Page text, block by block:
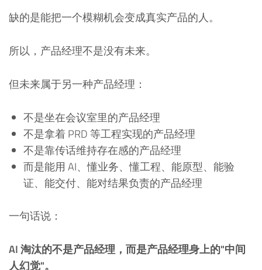
缺的是能把一个模糊机会变成真实产品的人。
所以，产品经理不是没有未来。
但未来属于另一种产品经理：
不是坐在会议室里的产品经理
不是拿着 PRD 等工程实现的产品经理
不是靠传话维持存在感的产品经理
而是能用 AI、懂业务、懂工程、能原型、能验
证、能交付、能对结果负责的产品经理
一句话说：
AI 淘汰的不是产品经理，而是产品经理身上的"中间
人幻觉"。